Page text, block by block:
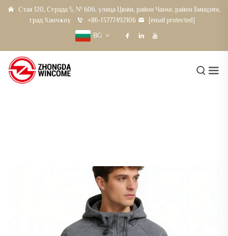
Стая 120, Сграда 5, № 606, улица Цюйи, район Чанхе, район Бинцзян,
град Ханчжоу
+86-13777492106
[email protected]
BG